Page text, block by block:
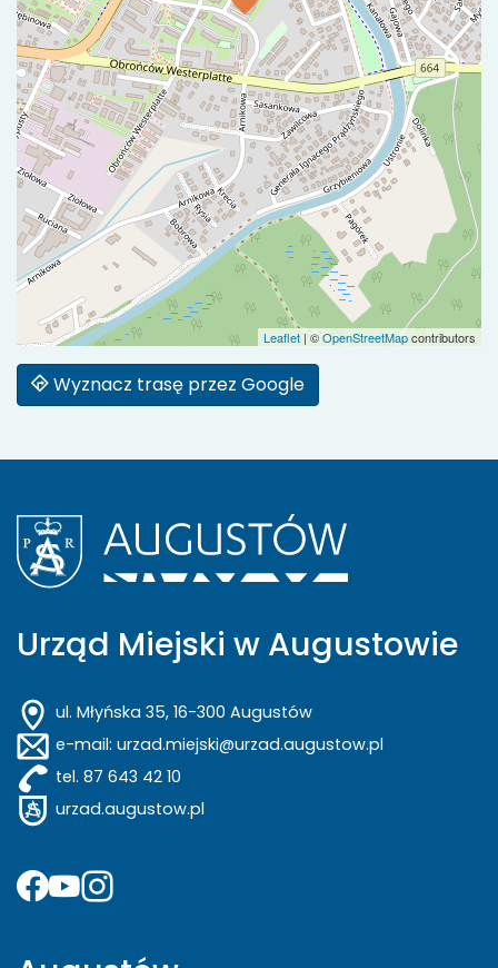
Leaflet |©OpenStreetMapcontributors
Wyznacz trasę przez Google
Urząd Miejski w Augustowie
ul. Młyńska 35, 16-300 Augustów
e-mail: urzad.miejski@urzad.augustow.pl
tel. 87 643 42 10
urzad.augustow.pl